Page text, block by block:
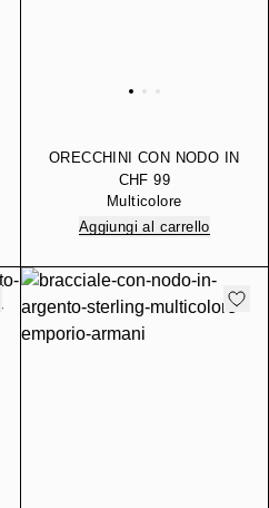
ORECCHINI CON NODO IN
ARGENTO STERLING
CHF 99
Multicolore
Aggiungi al carrello